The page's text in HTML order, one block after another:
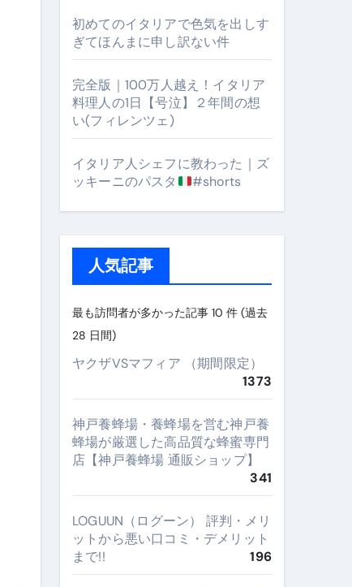
世界】【イタリアン】【営業風景】
初めてのイタリアで色気を出しす
ぎてほんまに申し訳ない件
完全版｜100万人越え！イタリア
料理人の1日【号泣】２年間の想
い(フィレンツェ)
イタリア人シェフに教わった｜ズ
ッキーニのパスタ
#shorts
人気記事
最も訪問者が多かった記事 10 件 (過去
28 日間)
ヤクザVSマフィア （期間限定）
1373
神戸養蜂場・養蜂場を営む神戸養
蜂場が厳選した高品質な蜂蜜専門
店【神戸養蜂場 通販ショップ】
341
LOGUUN（ログーン） 評判・メリ
ットから悪い口コミ・デメリット
まで!!
196